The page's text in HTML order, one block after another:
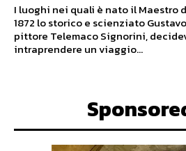
I luoghi nei quali è nato il Maestro
1872 lo storico e scienziato
pittore Telemaco Signorini,
intraprendere un viaggio...